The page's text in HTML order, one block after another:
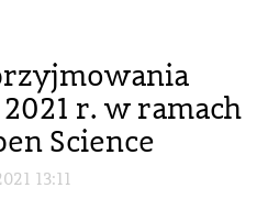
r. w ramach
Science
13:11